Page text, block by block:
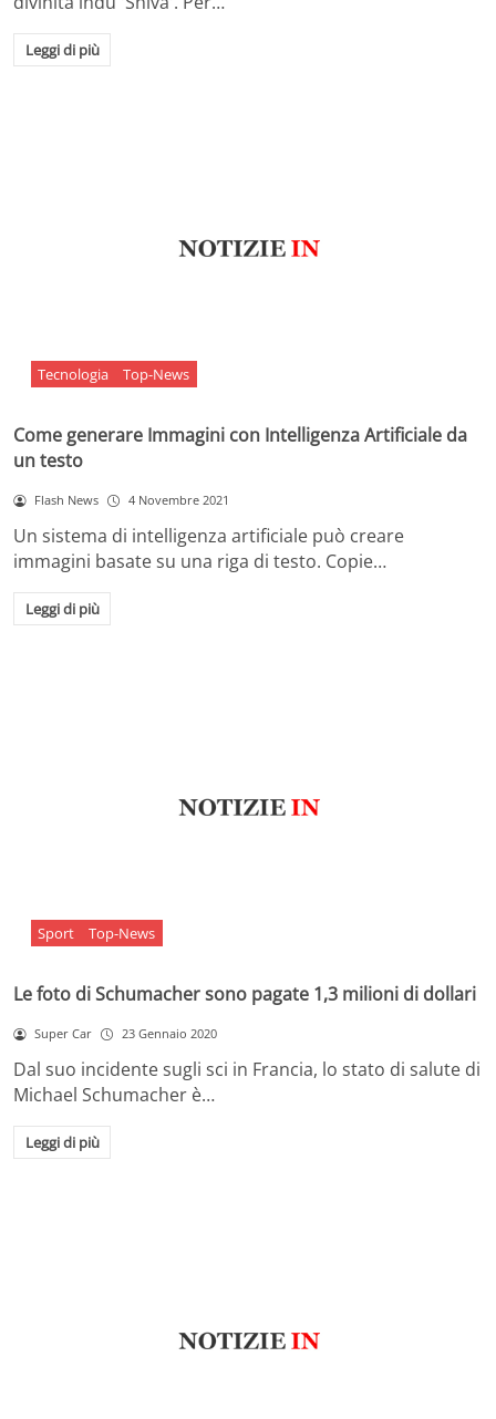
Leggi di più
Tecnologia Top-News
Come generare Immagini con Intelligenza Artificiale da
un testo
Flash News 4 Novembre 2021
Un sistema di intelligenza artificiale può creare
immagini basate su una riga di testo. Copie…
Leggi di più
Sport Top-News
Le foto di Schumacher sono pagate 1,3 milioni di dollari
Super Car 23 Gennaio 2020
Dal suo incidente sugli sci in Francia, lo stato di salute di
Michael Schumacher è…
Leggi di più